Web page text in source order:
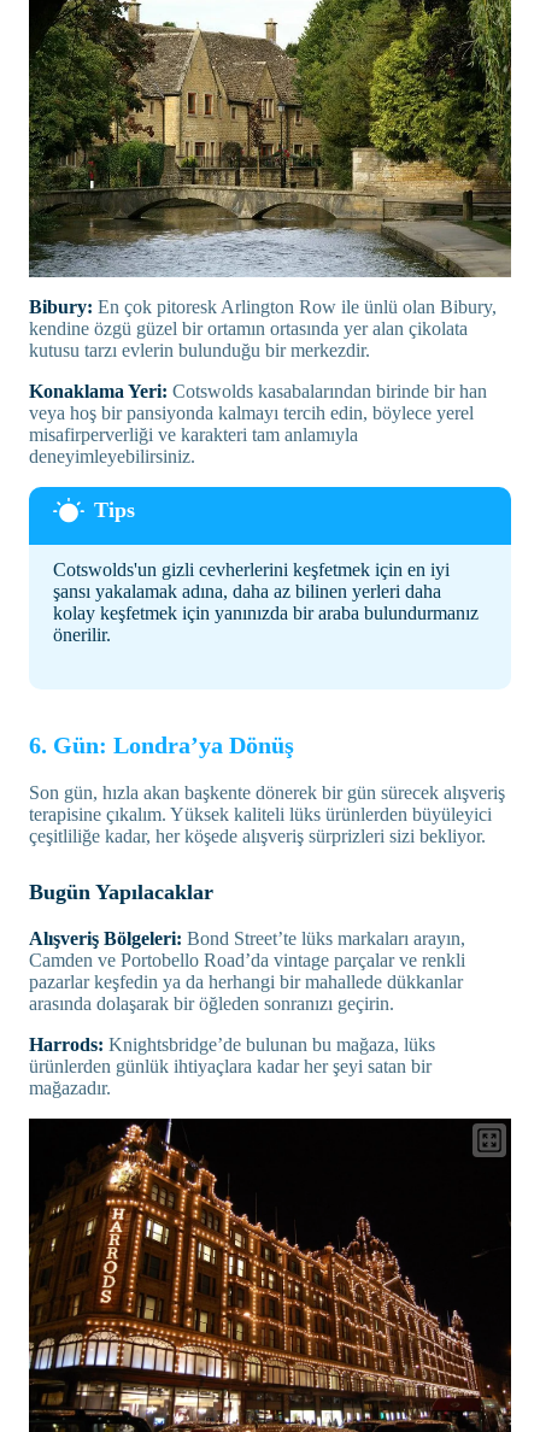
Bibury: En çok pitoresk Arlington Row ile ünlü olan Bibury,
kendine özgü güzel bir ortamın ortasında yer alan çikolata
kutusu tarzı evlerin bulunduğu bir merkezdir.
Konaklama Yeri: Cotswolds kasabalarından birinde bir han
veya hoş bir pansiyonda kalmayı tercih edin, böylece yerel
misafirperverliği ve karakteri tam anlamıyla
deneyimleyebilirsiniz.
Cotswolds'un gizli cevherlerini keşfetmek için en iyi
şansı yakalamak adına, daha az bilinen yerleri daha
kolay keşfetmek için yanınızda bir araba bulundurmanız
önerilir.
6. Gün: Londra’ya Dönüş
Son gün, hızla akan başkente dönerek bir gün sürecek alışveriş
terapisine çıkalım. Yüksek kaliteli lüks ürünlerden büyüleyici
çeşitliliğe kadar, her köşede alışveriş sürprizleri sizi bekliyor.
Bugün Yapılacaklar
Alışveriş Bölgeleri: Bond Street’te lüks markaları arayın,
Camden ve Portobello Road’da vintage parçalar ve renkli
pazarlar keşfedin ya da herhangi bir mahallede dükkanlar
arasında dolaşarak bir öğleden sonranızı geçirin.
Harrods: Knightsbridge’de bulunan bu mağaza, lüks
ürünlerden günlük ihtiyaçlara kadar her şeyi satan bir
mağazadır.